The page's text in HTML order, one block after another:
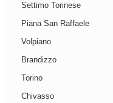
Settimo Torinese
Piana San Raffaele
Volpiano
Brandizzo
Torino
Chivasso